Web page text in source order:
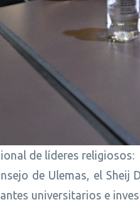
de líderes religiosos:
de Ulemas, el
universitarios e